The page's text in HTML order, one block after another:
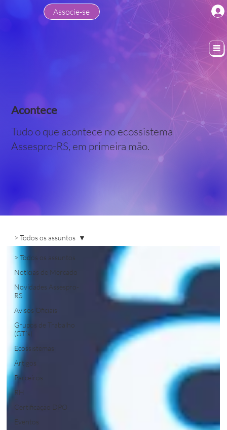
Associe-se
Acontece
Tudo o que acontece no ecossistema
Assespro-RS, em primeira mão.
> Todos os assuntos
Notícias de Mercado
Novidades Assespro-
RS
Avisos Oficiais
Grupos de Trabalho
(GT´s)
Ecossistemas
Artigos
Parceiros
RH
Certificação DPO
Eventos
> Todos os assuntos